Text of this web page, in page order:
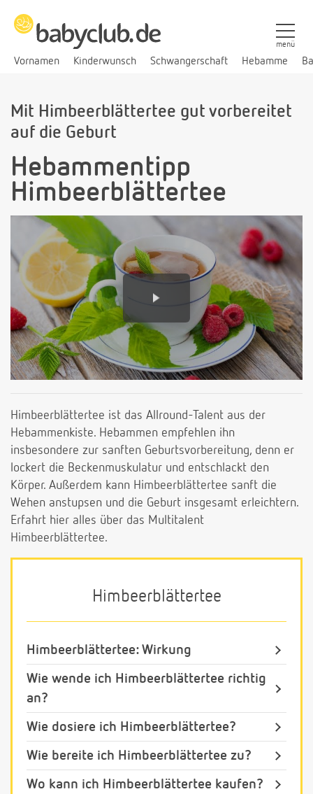
Vornamen Kinderwunsch Schwangerschaft Hebamme
menü
Mit Himbeerblättertee gut vorbereitet
auf die Geburt
Hebammentipp
Himbeerblättertee
Himbeerblättertee ist das Allround-Talent aus der
Hebammenkiste. Hebammen empfehlen ihn
insbesondere zur sanften Geburtsvorbereitung, denn er
lockert die Beckenmuskulatur und entschlackt den
Körper. Außerdem kann Himbeerblättertee sanft die
Wehen anstupsen und die Geburt insgesamt erleichtern.
Erfahrt hier alles über das Multitalent
Himbeerblättertee.
Himbeerblättertee
Himbeerblättertee: Wirkung
Wie wende ich Himbeerblättertee richtig
an?
Wie dosiere ich Himbeerblättertee?
Wie bereite ich Himbeerblättertee zu?
Wo kann ich Himbeerblättertee kaufen?